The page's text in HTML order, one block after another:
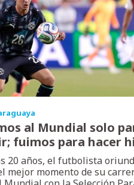
al Mundial solo
fuimos para hacer
20 años, el futbolista
mejor momento de su